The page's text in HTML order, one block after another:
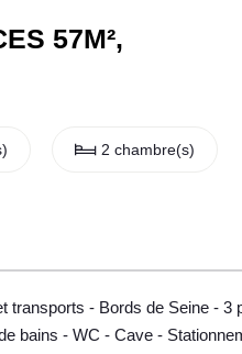
57M²,
2 chambre(s)
- Bords de Seine - 3
bains - WC - Cave -